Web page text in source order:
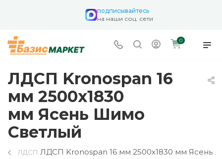
подписывайтесь
на наши соц. сети
0
ЛДСП Kronospan 16
мм 2500х1830
мм Ясень Шимо
Светлый
ЛДСП ЛДСП Kronospan 16 мм 2500х1830 мм Ясень